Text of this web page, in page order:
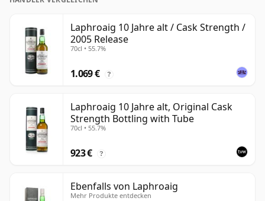
Laphroaig 10 Jahre alt / Cask Strength /
2005 Release
70cl • 55.7%
1.069 € ?
Laphroaig 10 Jahre alt, Original Cask
Strength Bottling with Tube
70cl • 55.7%
923 € ?
Ebenfalls von Laphroaig
Mehr Produkte entdecken